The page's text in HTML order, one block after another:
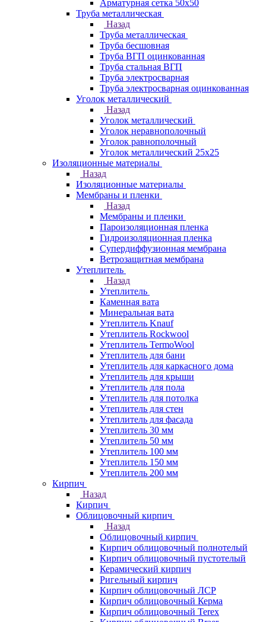
Арматурная сетка 50х50
Труба металлическая
Назад
Труба металлическая
Труба бесшовная
Труба ВГП оцинкованная
Труба стальная ВГП
Труба электросварная
Труба электросварная оцинкованная
Уголок металлический
Назад
Уголок металлический
Уголок неравнополочный
Уголок равнополочный
Уголок металлический 25х25
Изоляционные материалы
Назад
Изоляционные материалы
Мембраны и пленки
Назад
Мембраны и пленки
Пароизоляционная пленка
Гидроизоляционная пленка
Супердиффузионная мембрана
Ветрозащитная мембрана
Утеплитель
Назад
Утеплитель
Каменная вата
Минеральная вата
Утеплитель Knauf
Утеплитель Rockwool
Утеплитель TermoWool
Утеплитель для бани
Утеплитель для каркасного дома
Утеплитель для крыши
Утеплитель для пола
Утеплитель для потолка
Утеплитель для стен
Утеплитель для фасада
Утеплитель 30 мм
Утеплитель 50 мм
Утеплитель 100 мм
Утеплитель 150 мм
Утеплитель 200 мм
Кирпич
Назад
Кирпич
Облицовочный кирпич
Назад
Облицовочный кирпич
Кирпич облицовочный полнотелый
Кирпич облицовочный пустотелый
Керамический кирпич
Ригельный кирпич
Кирпич облицовочный ЛСР
Кирпич облицовочный Керма
Кирпич облицовочный Terex